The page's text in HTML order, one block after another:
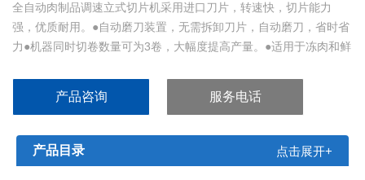
全自动肉制品调速立式切片机采用进口刀片，转速快，切片能力
强，优质耐用。●自动磨刀装置，无需拆卸刀片，自动磨刀，省时省
力●机器同时切卷数量可为3卷，大幅度提高产量。●适用于冻肉和鲜
产品咨询 服务电话
产品目录 点击展开+